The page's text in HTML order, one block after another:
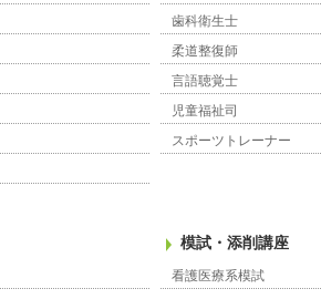
歯科衛生士
柔道整復師
言語聴覚士
児童福祉司
スポーツトレーナー
模試・添削講座
看護医療系模試